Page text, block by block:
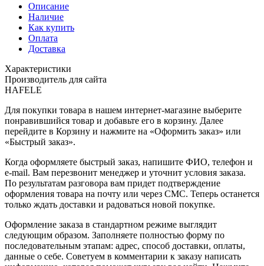
Описание
Наличие
Как купить
Оплата
Доставка
Характеристики
Производитель для сайта
HAFELE
Для покупки товара в нашем интернет-магазине выберите
понравившийся товар и добавьте его в корзину. Далее
перейдите в Корзину и нажмите на «Оформить заказ» или
«Быстрый заказ».
Когда оформляете быстрый заказ, напишите ФИО, телефон и
e-mail. Вам перезвонит менеджер и уточнит условия заказа.
По результатам разговора вам придет подтверждение
оформления товара на почту или через СМС. Теперь останется
только ждать доставки и радоваться новой покупке.
Оформление заказа в стандартном режиме выглядит
следующим образом. Заполняете полностью форму по
последовательным этапам: адрес, способ доставки, оплаты,
данные о себе. Советуем в комментарии к заказу написать